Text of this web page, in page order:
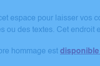
espace pour laisser vos
ou des textes. Cet
hommage est